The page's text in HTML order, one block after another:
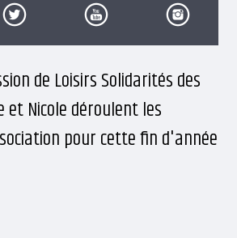
de Loisirs Solidarités des
et Nicole déroulent les
pour cette fin d'année